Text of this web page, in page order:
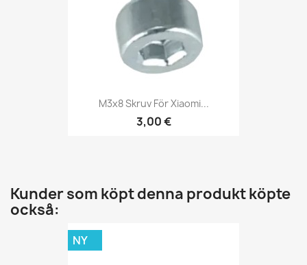
M3x8 Skruv För Xiaomi...
3,00 €
Kunder som köpt denna produkt köpte
också:
NY